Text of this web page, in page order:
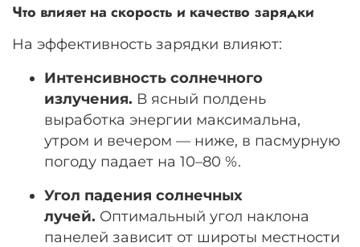
Что влияет на скорость и качество зарядки
На эффективность зарядки влияют:
Интенсивность солнечного
излучения. В ясный полдень
выработка энергии максимальна,
утром и вечером — ниже, в пасмурную
погоду падает на 10–80 %.
Угол падения солнечных
лучей. Оптимальный угол наклона
панелей зависит от широты местности